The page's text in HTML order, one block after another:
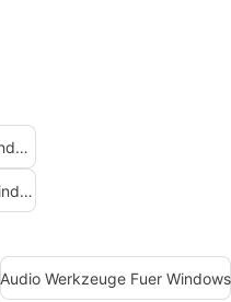
Audio Werkzeuge Kostenlos Fuer Windows
Audio Bearbeitungssoftware Fuer Windows 7
Audio Werkzeuge Fuer Windows